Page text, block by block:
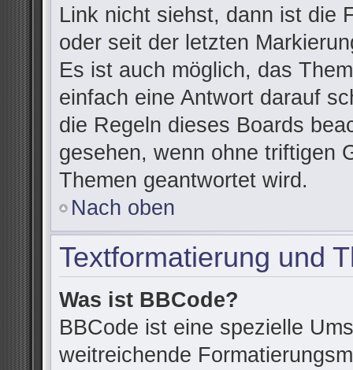
Link nicht siehst, dann ist die
oder seit der letzten
Es ist auch möglich, das
einfach eine Antwort darauf
die Regeln dieses Boards
gesehen, wenn ohne triftigen
Themen geantwortet wird.
Nach oben
Textformatierung und
Was ist BBCode?
BBCode ist eine spezielle
weitreichende